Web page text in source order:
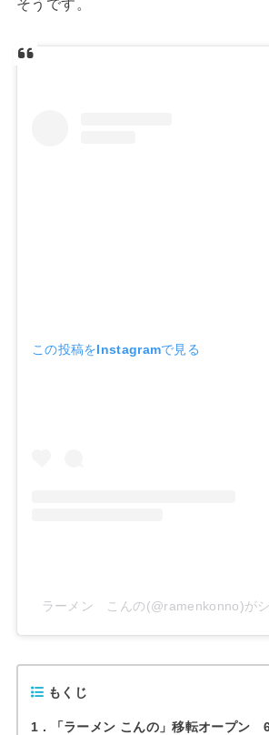
そうです。
この投稿をInstagramで見る
ラーメン こんの(@ramenkonno)が
もくじ
1
「ラーメン こんの」移転オープン